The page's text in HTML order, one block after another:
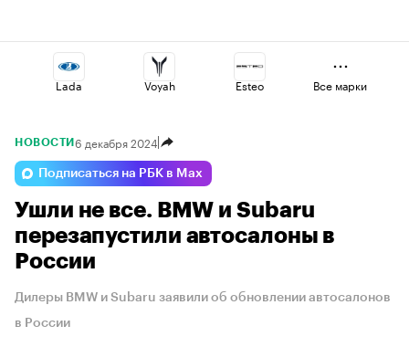
Lada Voyah Esteo
Changan Geely
Haval Volga Jaecoo
Все марки
НОВОСТИ 6 декабря 2024
Подписаться на РБК в Max
Ушли не все. BMW и Subaru
перезапустили автосалоны в
России
Дилеры BMW и Subaru заявили об обновлении автосалонов
в России